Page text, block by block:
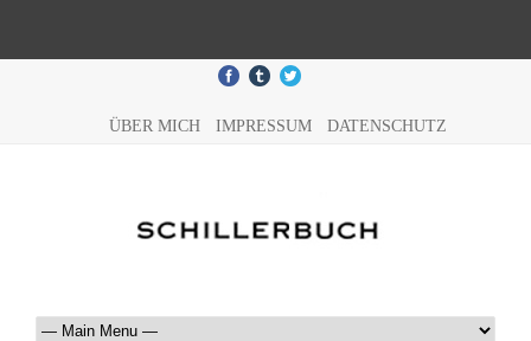
ÜBER MICH IMPRESSUM DATENSCHUTZ